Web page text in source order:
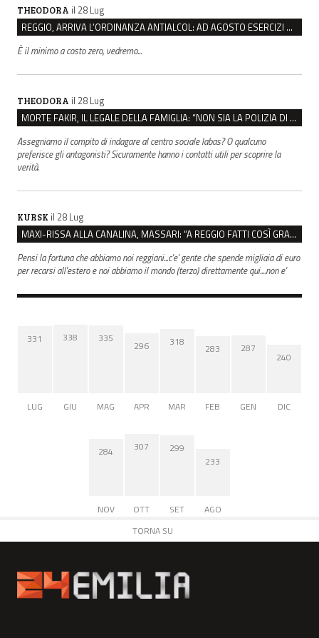
THEODORA il 28 Lug
REGGIO, ARRIVA L’ORDINANZA ANTIALCOL: AD AGOSTO ESERCIZI DI VICINATO CHIUSI DALLE 22 ALLE 6
È il minimo a costo zero, vedremo...
THEODORA il 28 Lug
MORTE FAKIR, IL LEGALE DELLA FAMIGLIA: “NON SIA LA POLIZIA DI STATO A INDAGARE”
Assegniamo il compito di indagare al centro sociale labas? O qualcuno
preferisce gli antagonisti? Sicuramente hanno i contatti utili per scoprire la
verità.
KURSK il 28 Lug
MAXI-RISSA ALLA CANALINA, MASSARI: “A REGGIO FATTI COSÌ GRAVI NON DEVONO TROVARE SPAZIO”
Pensi la fortuna che abbiamo noi reggiani...c'e' gente che spende migliaia di euro
per recarsi all'estero e noi abbiamo il mondo (terzo) direttamente qui....non e'
331
LUG
338
GIU
335
MAG
296
APR
318
MAR
283
FEB
287
GEN
240
DIC
284
NOV
307
OTT
299
SET
233
AGO
TORNA SU